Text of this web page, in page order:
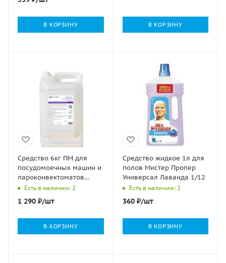
В КОРЗИНУ В КОРЗИНУ
Средство 6кг ПМ для
посудомоечных машин и
пароконвектоматов
ЭФФИ (эксперт 3000) 1/4
Есть в наличии: 2
1 290 ₽/шт
В КОРЗИНУ
Средство жидкое 1л для
полов Мистер Пропер
Универсал Лаванда 1/12
Есть в наличии: 2
360₽/шт
В КОРЗИНУ